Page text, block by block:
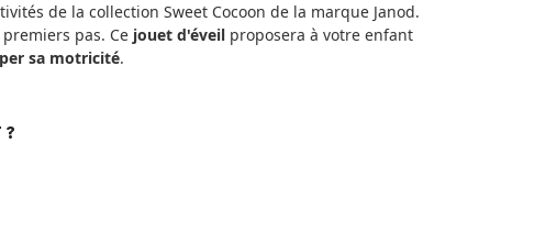
de la collection Sweet Cocoon de la marque Janod.
pas. Ce jouet d'éveil proposera à votre enfant
sa motricité.
?